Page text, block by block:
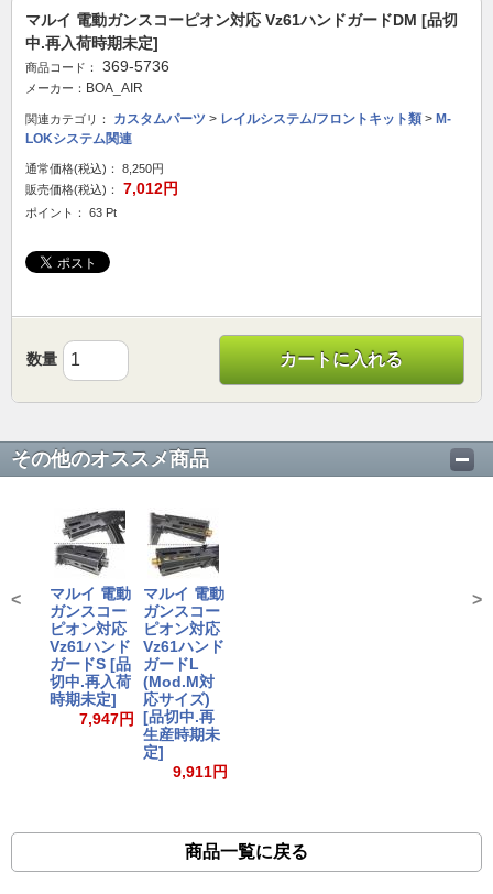
マルイ 電動ガンスコーピオン対応 Vz61ハンドガードDM [品切
中.再入荷時期未定]
商品コード： 369-5736
メーカー： BOA_AIR
関連カテゴリ： カスタムパーツ > レイルシステム/フロントキット類 > M-
LOKシステム関連
通常価格(税込)：
8,250円
販売価格(税込)：
7,012円
ポイント： 63 Pt
数量 カートに入れる
その他のオススメ商品
マルイ 電動
ガンスコー
ピオン対応
Vz61ハンド
ガードS [品
切中.再入荷
時期未定]
7,947円
マルイ 電動
ガンスコー
ピオン対応
Vz61ハンド
ガードL
(Mod.M対
応サイズ)
[品切中.再
生産時期未
定]
9,911円
< >
商品一覧に戻る